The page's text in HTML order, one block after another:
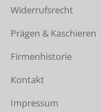
Widerrufsrecht
Prägen & Kaschieren
Firmenhistorie
Kontakt
Impressum